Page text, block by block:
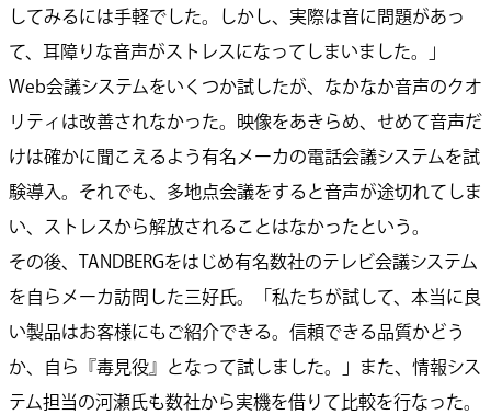
してみるには手軽でした。しかし、実際は音に問題があっ
て、耳障りな音声がストレスになってしまいました。」
Web会議システムをいくつか試したが、なかなか音声のクオ
リティは改善されなかった。映像をあきらめ、せめて音声だ
けは確かに聞こえるよう有名メーカの電話会議システムを試
験導入。それでも、多地点会議をすると音声が途切れてしま
い、ストレスから解放されることはなかったという。
その後、TANDBERGをはじめ有名数社のテレビ会議システム
を自らメーカ訪問した三好氏。「私たちが試して、本当に良
い製品はお客様にもご紹介できる。信頼できる品質かどう
か、自ら『毒見役』となって試しました。」また、情報シス
テム担当の河瀬氏も数社から実機を借りて比較を行なった。